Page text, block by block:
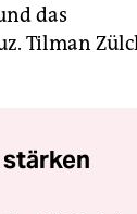
das
Tilman